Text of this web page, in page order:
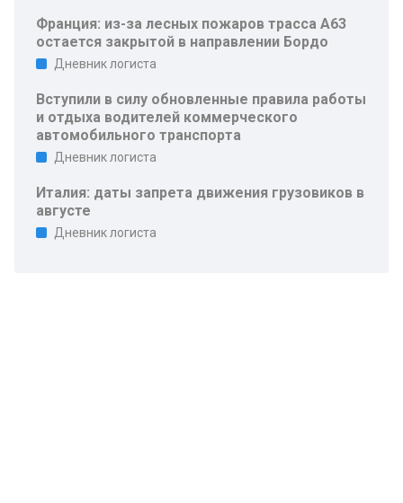
Франция: из-за лесных пожаров трасса A63
остается закрытой в направлении Бордо
Дневник логиста
Вступили в силу обновленные правила работы
и отдыха водителей коммерческого
автомобильного транспорта
Дневник логиста
Италия: даты запрета движения грузовиков в
августе
Дневник логиста